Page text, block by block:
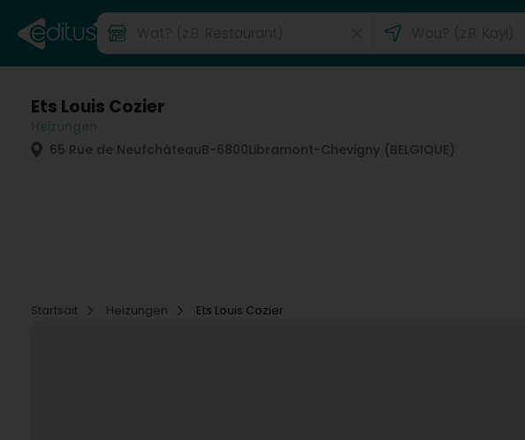
Ets Louis Cozier
65 Rue de NeufchâteauB-6800Libramont-Chevigny (BELGIQUE)
Startsäit
Heizungen Ets Louis Cozier